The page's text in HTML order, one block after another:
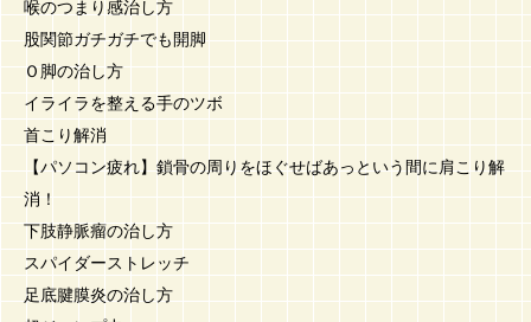
喉のつまり感治し方
股関節ガチガチでも開脚
Ｏ脚の治し方
イライラを整える手のツボ
首こり解消
【パソコン疲れ】鎖骨の周りをほぐせばあっという間に肩こり解
消！
下肢静脈瘤の治し方
スパイダーストレッチ
足底腱膜炎の治し方